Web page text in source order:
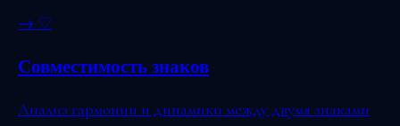
→ ♡
Совместимость знаков
Анализ гармонии и динамики между двумя знаками